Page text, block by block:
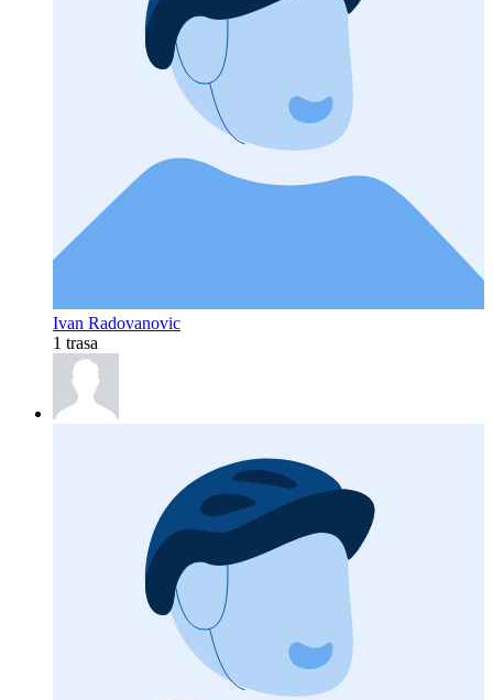
Ivan Radovanovic
1 trasa